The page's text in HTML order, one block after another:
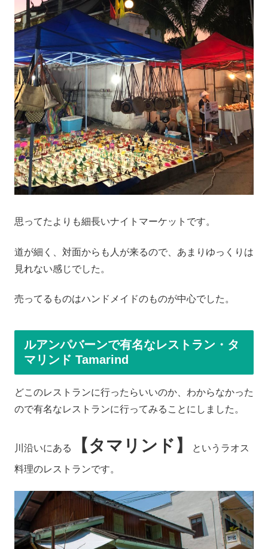
思ってたよりも細長いナイトマーケットです。
道が細く、対面からも人が来るので、あまりゆっくりは
見れない感じでした。
売ってるものはハンドメイドのものが中心でした。
ルアンパバーンで有名なレストラン・タ
マリンド Tamarind
どこのレストランに行ったらいいのか、わからなかった
ので有名なレストランに行ってみることにしました。
川沿いにある 【タマリンド】 というラオス
料理のレストランです。